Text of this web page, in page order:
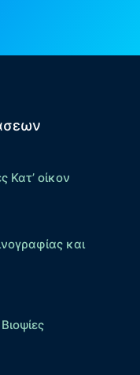
Κατ’ οίκον
και